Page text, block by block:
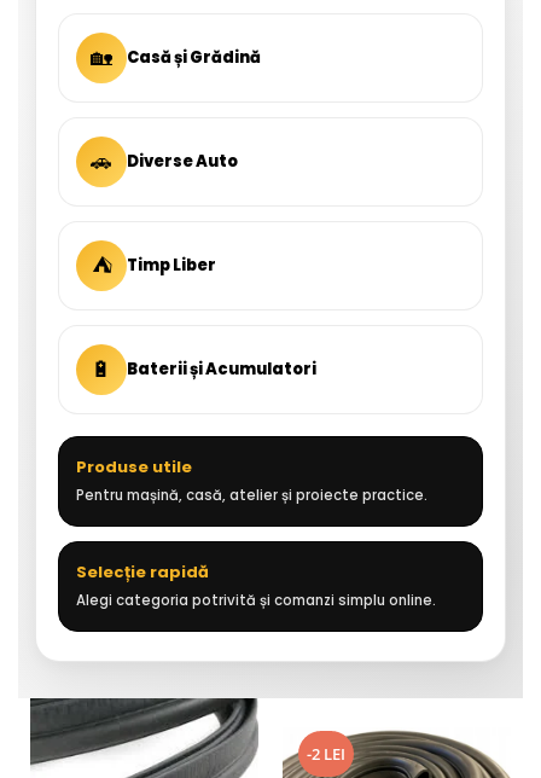
🏡 Casă și Grădină
🚗 Diverse Auto
⛺ Timp Liber
🔋 Baterii și Acumulatori
Produse utile
Pentru mașină, casă, atelier și proiecte practice.
Selecție rapidă
Alegi categoria potrivită și comanzi simplu online.
-2 LEI